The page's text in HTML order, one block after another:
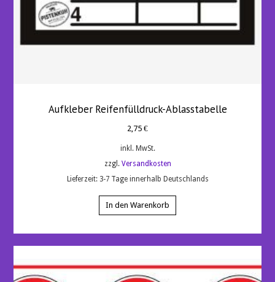
Aufkleber Reifenfülldruck-Ablasstabelle
2,75 €
inkl. MwSt.
zzgl. Versandkosten
Lieferzeit: 3-7 Tage innerhalb Deutschlands
In den Warenkorb